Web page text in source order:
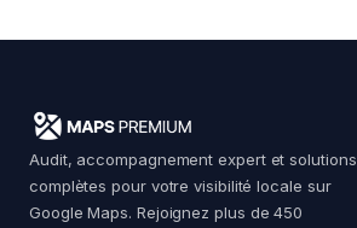
Audit, accompagnement expert et solutions
complètes pour votre visibilité locale sur
Google Maps. Rejoignez plus de 450